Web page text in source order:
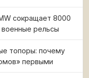
сокращает 8000
рельсы
топоры: почему
первыми